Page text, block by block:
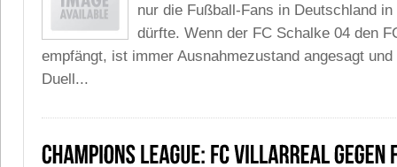
nur die Fußball-Fans in Deutschland
dürfte. Wenn der FC Schalke 04 den
empfängt, ist immer Ausnahmezustand angesagt
Duell...